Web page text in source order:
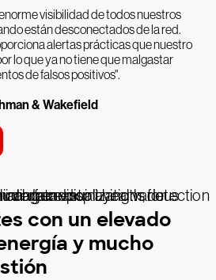
visibilidad de todos nuestros
están desconectados de la red.
alertas prácticas que nuestro
lo que ya no tiene que malgastar
de falsos positivos".
& Wakefield
con un elevado
y mucho